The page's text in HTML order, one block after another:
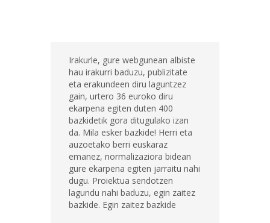
Irakurle, gure webgunean albiste
hau irakurri baduzu, publizitate
eta erakundeen diru laguntzez
gain, urtero 36 euroko diru
ekarpena egiten duten 400
bazkidetik gora ditugulako izan
da. Mila esker bazkide! Herri eta
auzoetako berri euskaraz
emanez, normalizaziora bidean
gure ekarpena egiten jarraitu nahi
dugu. Proiektua sendotzen
lagundu nahi baduzu, egin zaitez
bazkide. Egin zaitez bazkide